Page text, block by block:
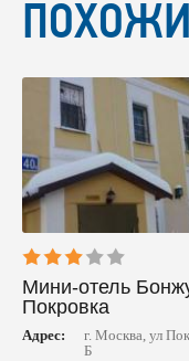
Мини-отель
Покровка
Адрес:
г. Москва, ул
Б